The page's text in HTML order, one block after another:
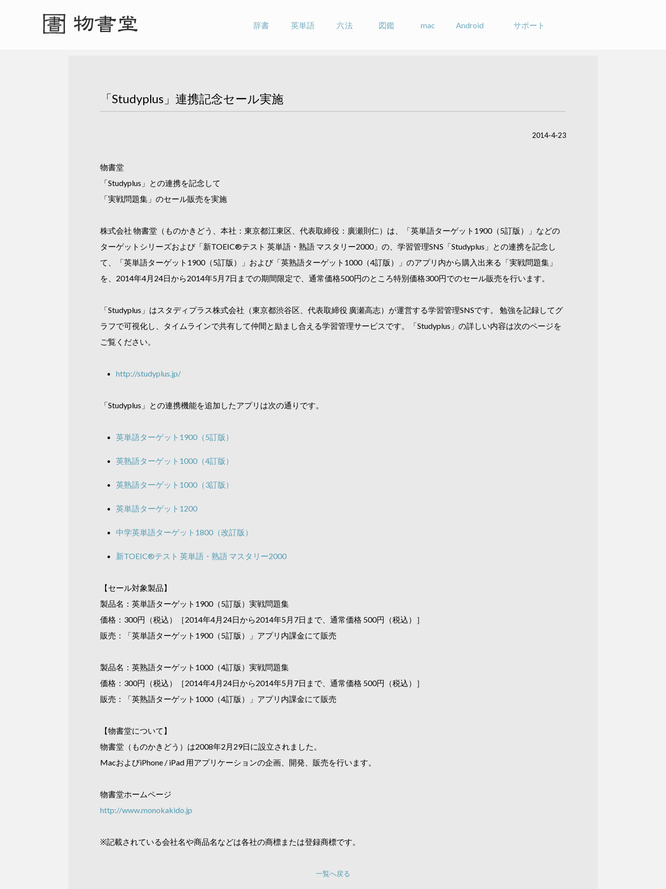
辞書 英単語 六法 図鑑 mac Android サポート
「Studyplus」連携記念セール実施
2014-4-23
物書堂
「Studyplus」との連携を記念して
「実戦問題集」のセール販売を実施
株式会社 物書堂（ものかきどう、本社：東京都江東区、代表取締役：廣瀬則仁）は、「英単語ターゲット1900（5訂版）」などの
ターゲットシリーズおよび「新TOEIC®テスト 英単語・熟語 マスタリー2000」の、学習管理SNS「Studyplus」との連携を記念し
て、「英単語ターゲット1900（5訂版）」および「英熟語ターゲット1000（4訂版）」のアプリ内から購入出来る「実戦問題集」
を、2014年4月24日から2014年5月7日までの期間限定で、通常価格500円のところ特別価格300円でのセール販売を行います。
「Studyplus」はスタディプラス株式会社（東京都渋谷区、代表取締役 廣瀬高志）が運営する学習管理SNSです。 勉強を記録してグ
ラフで可視化し、タイムラインで共有して仲間と励まし合える学習管理サービスです。「Studyplus」の詳しい内容は次のページを
ご覧ください。
http://studyplus.jp/
「Studyplus」との連携機能を追加したアプリは次の通りです。
英単語ターゲット1900（5訂版）
英熟語ターゲット1000（4訂版）
英熟語ターゲット1000（3訂版）
英単語ターゲット1200
中学英単語ターゲット1800（改訂版）
新TOEIC®テスト 英単語・熟語 マスタリー2000
【セール対象製品】
製品名：英単語ターゲット1900（5訂版）実戦問題集
価格：300円（税込）［2014年4月24日から2014年5月7日まで、通常価格 500円（税込）］
販売：「英単語ターゲット1900（5訂版）」アプリ内課金にて販売
製品名：英熟語ターゲット1000（4訂版）実戦問題集
価格：300円（税込）［2014年4月24日から2014年5月7日まで、通常価格 500円（税込）］
販売：「英熟語ターゲット1000（4訂版）」アプリ内課金にて販売
【物書堂について】
物書堂（ものかきどう）は2008年2月29日に設立されました。
MacおよびiPhone / iPad 用アプリケーションの企画、開発、販売を行います。
物書堂ホームページ
http://www.monokakido.jp
※記載されている会社名や商品名などは各社の商標または登録商標です。
一覧へ戻る